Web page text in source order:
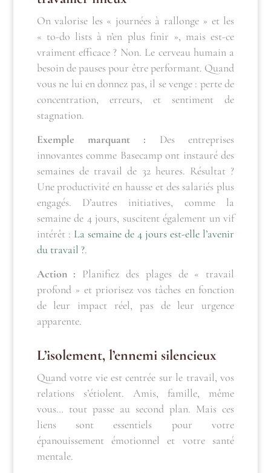
On valorise les « journées à rallonge » et les
« to-do lists à n’en plus finir », mais est-ce
vraiment efficace ? Non. Le cerveau humain a
besoin de pauses pour être performant. Quand
vous ne lui en donnez pas, il se venge : perte de
concentration, erreurs, et sentiment de
stagnation.
Exemple marquant : Des entreprises
innovantes comme Basecamp ont instauré des
semaines de travail de 32 heures. Résultat ?
Une productivité en hausse et des salariés plus
engagés. D’autres initiatives, comme la
semaine de 4 jours, suscitent également un vif
intérêt : La semaine de 4 jours est-elle l’avenir
du travail ?.
Action : Planifiez des plages de « travail
profond » et priorisez vos tâches en fonction
de leur impact réel, pas de leur urgence
apparente.
L’isolement, l’ennemi silencieux
Quand votre vie est centrée sur le travail, vos
relations s’étiolent. Amis, famille, même
vous… tout passe au second plan. Mais ces
liens sont essentiels pour votre
épanouissement émotionnel et votre santé
mentale.